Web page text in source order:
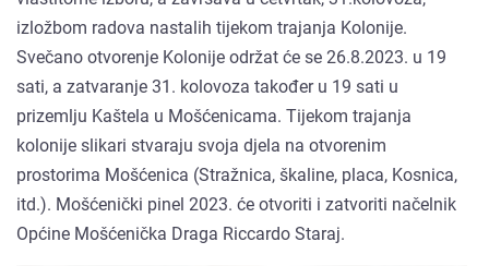
izložbom radova nastalih tijekom trajanja Kolonije.
Svečano otvorenje Kolonije održat će se 26.8.2023. u 19
sati, a zatvaranje 31. kolovoza također u 19 sati u
prizemlju Kaštela u Mošćenicama. Tijekom trajanja
kolonije slikari stvaraju svoja djela na otvorenim
prostorima Mošćenica (Stražnica, škaline, placa, Kosnica,
itd.). Mošćenički pinel 2023. će otvoriti i zatvoriti načelnik
Općine Mošćenička Draga Riccardo Staraj.